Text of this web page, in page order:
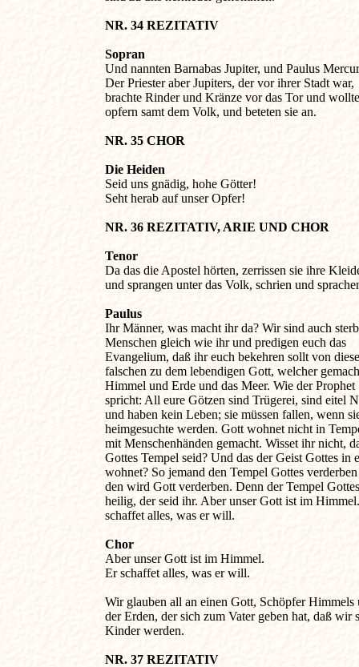
NR. 34 REZITATIV
Sopran
Und nannten Barnabas Jupiter, und Paulus
Der Priester aber Jupiters, der vor ihrer Stadt war,
brachte Rinder und Kränze vor das Tor und
opfern samt dem Volk, und beteten sie an.
NR. 35 CHOR
Die Heiden
Seid uns gnädig, hohe Götter!
Seht herab auf unser Opfer!
NR. 36 REZITATIV, ARIE UND CHOR
Tenor
Da das die Apostel hörten, zerrissen sie ihre
und sprangen unter das Volk, schrien und
Paulus
Ihr Männer, was macht ihr da? Wir sind auch
Menschen gleich wie ihr und predigen euch das
Evangelium, daß ihr euch bekehren sollt von
falschen zu dem lebendigen Gott, welcher
Himmel und Erde und das Meer. Wie der Prophet
spricht: All eure Götzen sind Trügerei, sind eitel
und haben kein Leben; sie müssen fallen, wenn
heimgesuchte werden. Gott wohnet nicht in
mit Menschenhänden gemacht. Wisset ihr nicht,
Gottes Tempel seid? Und das der Geist Gottes in
wohnet? So jemand den Tempel Gottes
den wird Gott verderben. Denn der Tempel
heilig, der seid ihr. Aber unser Gott ist im
schaffet alles, was er will.
Chor
Aber unser Gott ist im Himmel.
Er schaffet alles, was er will.
Wir glauben all an einen Gott, Schöpfer
der Erden, der sich zum Vater geben hat, daß wir
Kinder werden.
NR. 37 REZITATIV